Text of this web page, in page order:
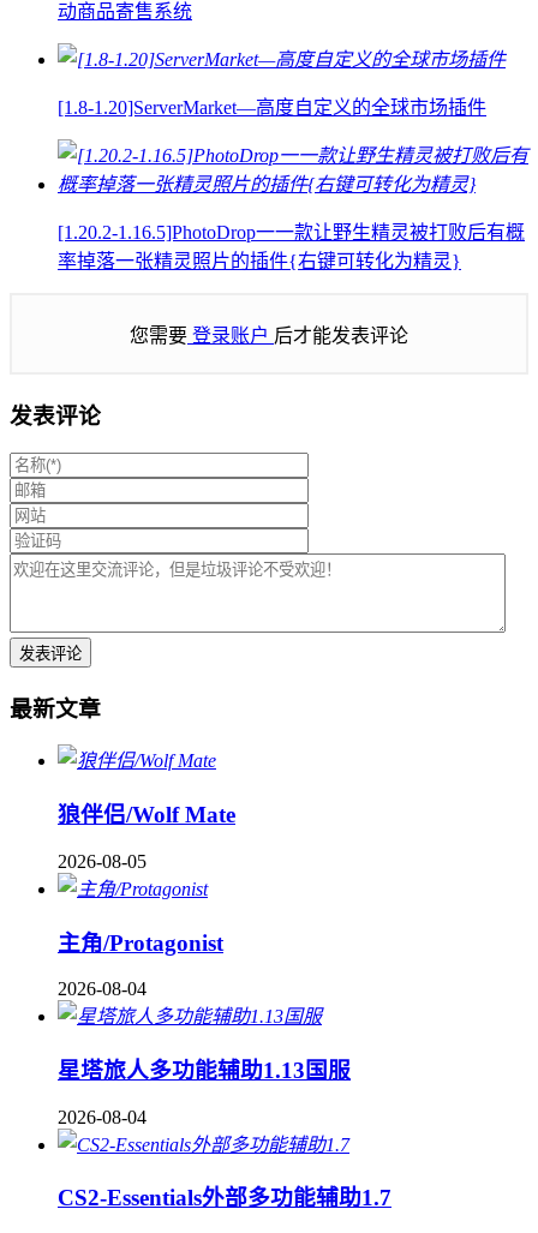
动商品寄售系统
[1.8-1.20]ServerMarket—高度自定义的全球市场插件
[1.20.2-1.16.5]PhotoDrop一一款让野生精灵被打败后有概
率掉落一张精灵照片的插件{右键可转化为精灵}
您需要 登录账户 后才能发表评论
发表评论
最新文章
狼伴侣/Wolf Mate
2026-08-05
主角/Protagonist
2026-08-04
星塔旅人多功能辅助1.13国服
2026-08-04
CS2-Essentials外部多功能辅助1.7